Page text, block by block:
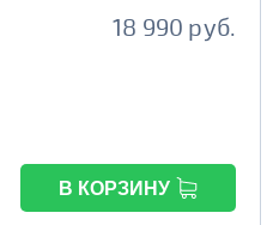
18 990 руб.
В КОРЗИНУ